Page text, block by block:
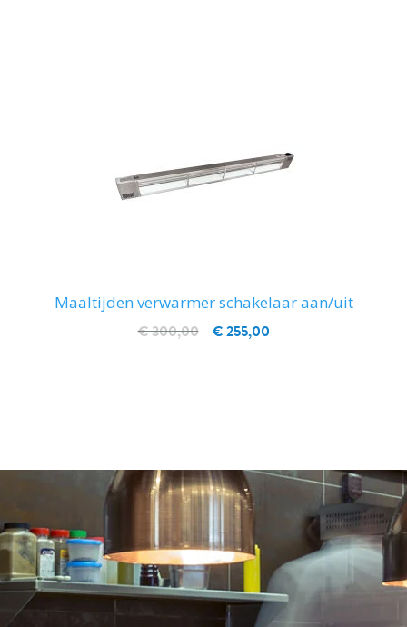
Maaltijden verwarmer schakelaar aan/uit
€ 255,00
€ 300,00